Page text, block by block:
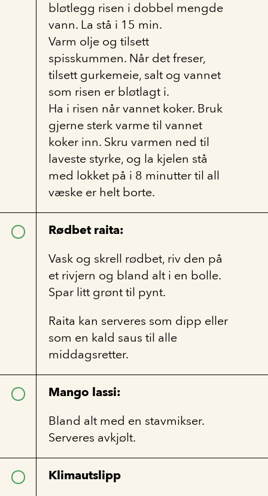
bløtlegg risen i dobbel mengde
vann. La stå i 15 min.
Varm olje og tilsett
spisskummen. Når det freser,
tilsett gurkemeie, salt og vannet
som risen er bløtlagt i.
Ha i risen når vannet koker. Bruk
gjerne sterk varme til vannet
koker inn. Skru varmen ned til
laveste styrke, og la kjelen stå
med lokket på i 8 minutter til all
væske er helt borte.
Rødbet raita:
Vask og skrell rødbet, riv den på
et rivjern og bland alt i en bolle.
Spar litt grønt til pynt.
Raita kan serveres som dipp eller
som en kald saus til alle
middagsretter.
Mango lassi:
Bland alt med en stavmikser.
Serveres avkjølt.
Klimautslipp